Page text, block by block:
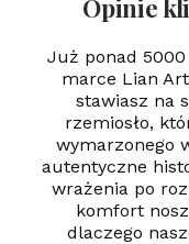
Opinie
Już ponad
marce Lian
stawiasz na
rzemiosło,
wymarzonego
autentyczne
wrażenia po
komfort
dlaczego